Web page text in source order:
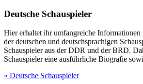
Deutsche Schauspieler
Hier erhaltet ihr umfangreiche
der deutschen und deutschsprachigen
Schauspieler aus der DDR und der BRD.
Schauspieler eine ausführliche Biografie
» Deutsche Schauspieler